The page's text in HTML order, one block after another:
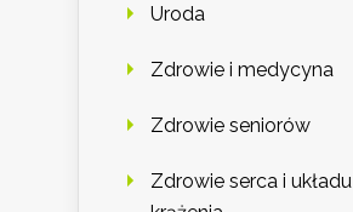
Uroda
Zdrowie i medycyna
Zdrowie seniorów
Zdrowie serca i układu